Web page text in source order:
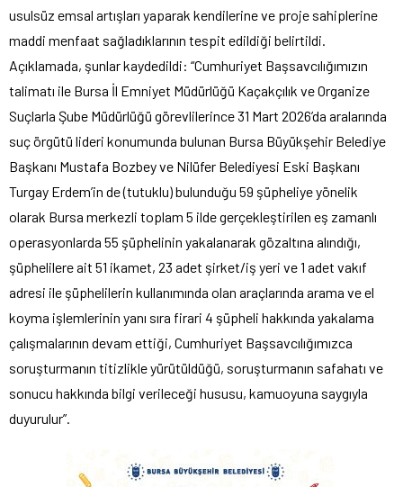
usulsüz emsal artışları yaparak kendilerine ve proje sahiplerine
maddi menfaat sağladıklarının tespit edildiği belirtildi.
Açıklamada, şunlar kaydedildi: “Cumhuriyet Başsavcılığımızın
talimatı ile Bursa İl Emniyet Müdürlüğü Kaçakçılık ve Organize
Suçlarla Şube Müdürlüğü görevlilerince 31 Mart 2026’da aralarında
suç örgütü lideri konumunda bulunan Bursa Büyükşehir Belediye
Başkanı Mustafa Bozbey ve Nilüfer Belediyesi Eski Başkanı
Turgay Erdem’in de (tutuklu) bulunduğu 59 şüpheliye yönelik
olarak Bursa merkezli toplam 5 ilde gerçekleştirilen eş zamanlı
operasyonlarda 55 şüphelinin yakalanarak gözaltına alındığı,
şüphelilere ait 51 ikamet, 23 adet şirket/iş yeri ve 1 adet vakıf
adresi ile şüphelilerin kullanımında olan araçlarında arama ve el
koyma işlemlerinin yanı sıra firari 4 şüpheli hakkında yakalama
çalışmalarının devam ettiği, Cumhuriyet Başsavcılığımızca
soruşturmanın titizlikle yürütüldüğü, soruşturmanın safahatı ve
sonucu hakkında bilgi verileceği hususu, kamuoyuna saygıyla
duyurulur”.